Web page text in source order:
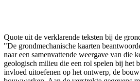
Quote uit de verklarende teksten bij de
"De grondmechanische kaarten
naar een samenvattende weergave van die
geologisch milieu die een rol spelen bij het
invloed uitoefenen op het ontwerp, de